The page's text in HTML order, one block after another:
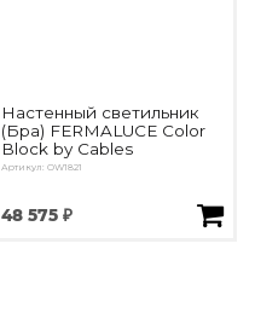
Настенный светильник
(Бра) FERMALUCE Color
Block by Cables
Артикул: OW1821
48 575 ₽